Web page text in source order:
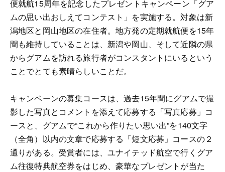
便就航15周年を記念したプレゼントキャンペーン「グア
ムの思い出おしえてコンテスト」を実施する。対象は新
潟地区と岡山地区の在住者。地方発の定期就航便を15年
間も維持していることは、新潟や岡山、そして近隣の県
からグアムを訪れる旅行者がコンスタントにいるという
ことでとても素晴らしいことだ。
キャンペーンの募集コースは、過去15年間にグアムで撮
影した写真とコメントを添えて応募する「写真応募」コ
ースと、グアムで“これから作りたい思い出”を140文字
（全角）以内の文章で応募する「短文応募」コースの２
通りがある。受賞者には、ユナイテッド航空で行くグア
ム往復特典航空券をはじめ、豪華なプレゼントが当た